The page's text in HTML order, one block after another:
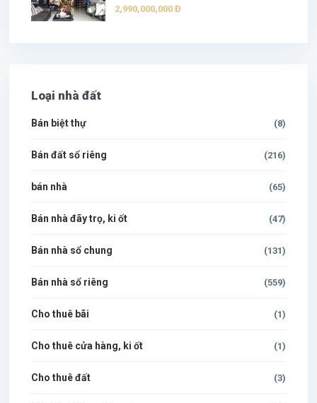
2,990,000,000 Đ
Loại nhà đất
Bán biệt thự (8)
Bán đất sổ riêng (216)
bán nhà (65)
Bán nhà đãy trọ, ki ốt (47)
Bán nhà sổ chung (131)
Bán nhà sổ riêng (559)
Cho thuê bãi (1)
Cho thuê cửa hàng, ki ốt (1)
Cho thuê đất (3)